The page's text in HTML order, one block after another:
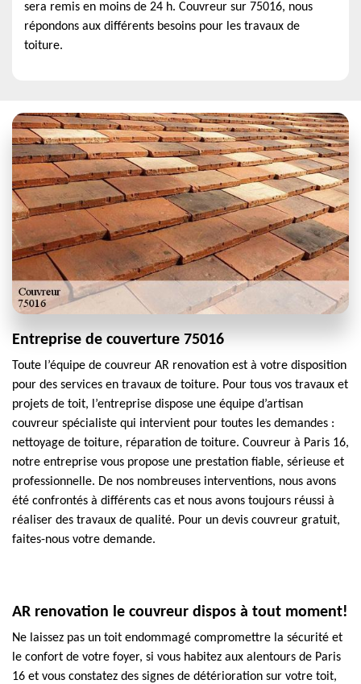
sera remis en moins de 24 h. Couvreur sur 75016, nous
répondons aux différents besoins pour les travaux de
toiture.
Entreprise de couverture 75016
Toute l’équipe de couvreur AR renovation est à votre disposition
pour des services en travaux de toiture. Pour tous vos travaux et
projets de toit, l’entreprise dispose une équipe d’artisan
couvreur spécialiste qui intervient pour toutes les demandes :
nettoyage de toiture, réparation de toiture. Couvreur à Paris 16,
notre entreprise vous propose une prestation fiable, sérieuse et
professionnelle. De nos nombreuses interventions, nous avons
été confrontés à différents cas et nous avons toujours réussi à
réaliser des travaux de qualité. Pour un devis couvreur gratuit,
faites-nous votre demande.
AR renovation le couvreur dispos à tout moment!
Ne laissez pas un toit endommagé compromettre la sécurité et
le confort de votre foyer, si vous habitez aux alentours de Paris
16 et vous constatez des signes de détérioration sur votre toit,